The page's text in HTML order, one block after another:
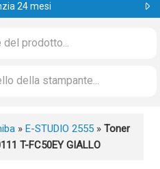
24 mesi
» E-STUDIO 2555 » Toner
T-FC50EY GIALLO